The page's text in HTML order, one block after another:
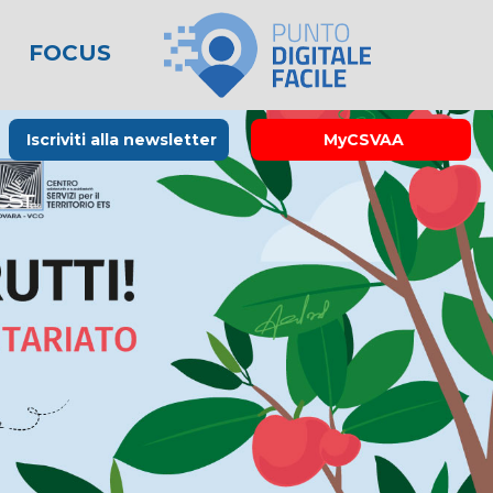
FOCUS
Rubrica La Stampa
Links utili
Iscriviti alla newsletter MyCSVAA